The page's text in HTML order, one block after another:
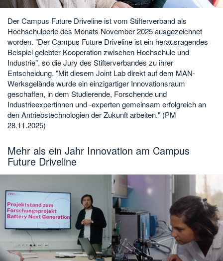
Der Campus Future Driveline ist vom Stifterverband als
Hochschulperle des Monats November 2025 ausgezeichnet
worden. "Der Campus Future Driveline ist ein herausragendes
Beispiel gelebter Kooperation zwischen Hochschule und
Industrie", so die Jury des Stifterverbandes zu ihrer
Entscheidung. "Mit diesem Joint Lab direkt auf dem MAN-
Werksgelände wurde ein einzigartiger Innovationsraum
geschaffen, in dem Studierende, Forschende und
Industrieexpertinnen und -experten gemeinsam erfolgreich an
den Antriebstechnologien der Zukunft arbeiten." (PM
28.11.2025)
Mehr als ein Jahr Innovation am Campus
Future Driveline